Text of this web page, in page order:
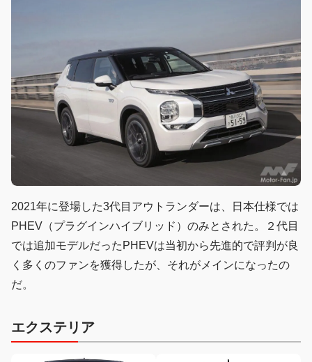
2021年に登場した3代目アウトランダーは、日本仕様では
PHEV（プラグインハイブリッド）のみとされた。２代目
では追加モデルだったPHEVは当初から先進的で評判が良
く多くのファンを獲得したが、それがメインになったの
だ。
エクステリア